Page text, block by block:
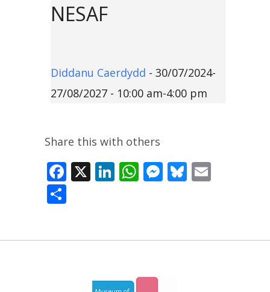
NESAF
Diddanu Caerdydd - 30/07/2024-
27/08/2027 - 10:00 am-4:00 pm
Share this with others
Facebook
X LinkedIn
WhatsApp
Messenger
Bluesky